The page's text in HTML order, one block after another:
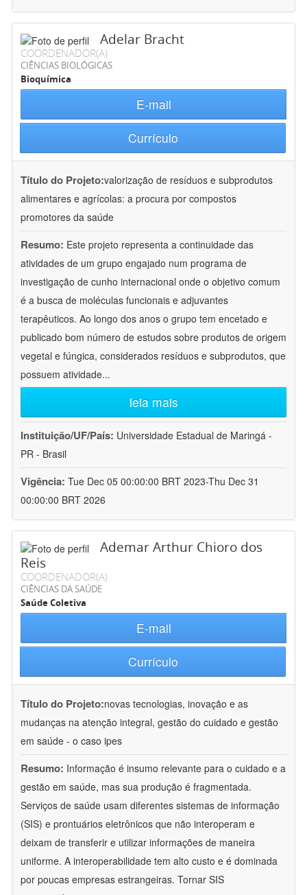
Adelar Bracht
COORDENADOR(A)
CIÊNCIAS BIOLÓGICAS
Bioquímica
E-mail
Currículo
Título do Projeto:valorização de resíduos e subprodutos
alimentares e agrícolas: a procura por compostos
promotores da saúde
Resumo: Este projeto representa a continuidade das
atividades de um grupo engajado num programa de
investigação de cunho internacional onde o objetivo comum
é a busca de moléculas funcionais e adjuvantes
terapêuticos. Ao longo dos anos o grupo tem encetado e
publicado bom número de estudos sobre produtos de origem
vegetal e fúngica, considerados resíduos e subprodutos, que
possuem atividade...
leia mais
Instituição/UF/País: Universidade Estadual de Maringá -
PR - Brasil
Vigência: Tue Dec 05 00:00:00 BRT 2023-Thu Dec 31
00:00:00 BRT 2026
Ademar Arthur Chioro dos
Reis
COORDENADOR(A)
CIÊNCIAS DA SAÚDE
Saúde Coletiva
E-mail
Currículo
Título do Projeto:novas tecnologias, inovação e as
mudanças na atenção integral, gestão do cuidado e gestão
em saúde - o caso ipes
Resumo: Informação é insumo relevante para o cuidado e a
gestão em saúde, mas sua produção é fragmentada.
Serviços de saúde usam diferentes sistemas de informação
(SIS) e prontuários eletrônicos que não interoperam e
deixam de transferir e utilizar informações de maneira
uniforme. A interoperabilidade tem alto custo e é dominada
por poucas empresas estrangeiras. Tornar SIS